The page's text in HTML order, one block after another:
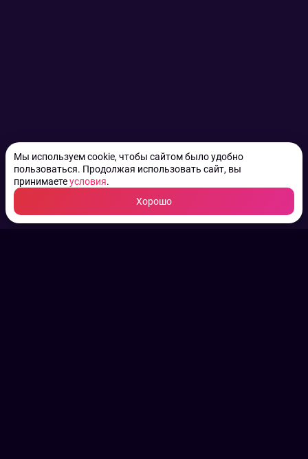
Мы используем cookie, чтобы сайтом было удобно
пользоваться. Продолжая использовать сайт, вы
принимаетеусловия.
Хорошо